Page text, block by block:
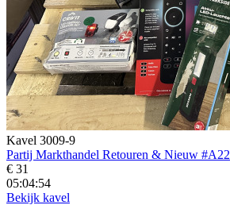
Kavel 3009-9
Partij Markthandel Retouren & Nieuw #A22
€ 31
05:04:52
Bekijk kavel